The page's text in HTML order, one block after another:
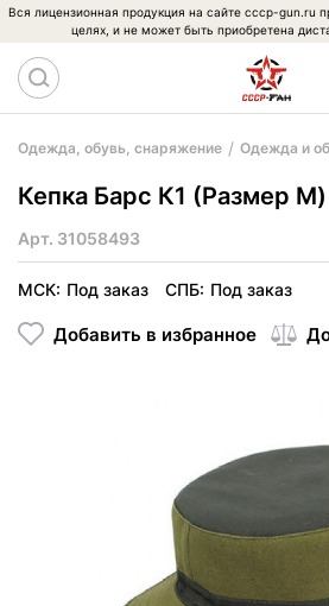
Вся лицензионная продукция на сайте cccp-gun.ru
целях, и не может быть приобретена
Одежда, обувь, снаряжение Одежда и
Кепка Барс К1 (Размер M)
Арт. 31058493
МСК: Под заказ СПБ: Под заказ
Добавить в избранное